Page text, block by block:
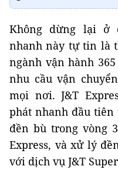
Không dừng lại ở
nhanh này tự tin là
ngành vận hành
nhu cầu vận
mọi nơi. J&T
phát nhanh đầu
đền bù trong vòng
Express, và xử lý
với dịch vụ J&T